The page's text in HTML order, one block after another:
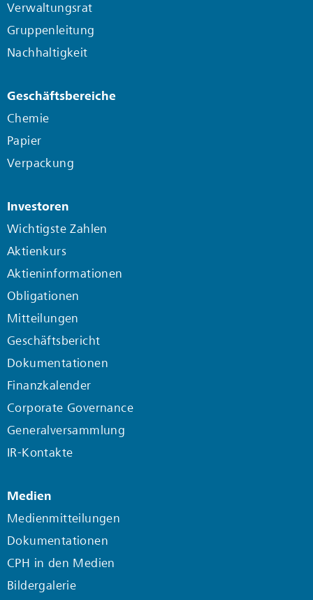
Verwaltungsrat
Gruppenleitung
Nachhaltigkeit
Geschäftsbereiche
Chemie
Papier
Verpackung
Investoren
Wichtigste Zahlen
Aktienkurs
Aktieninformationen
Obligationen
Mitteilungen
Geschäftsbericht
Dokumentationen
Finanzkalender
Corporate Governance
Generalversammlung
IR-Kontakte
Medien
Medienmitteilungen
Dokumentationen
CPH in den Medien
Bildergalerie